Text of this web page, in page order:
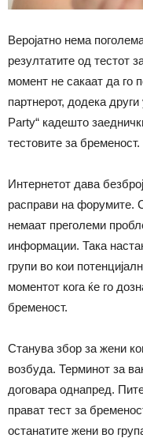
Веројатно нема
резултатите од тестот
момент не сакаат да го
партнерот, додека
Party“ кадешто
тестовите за бременост.
Интернетот дава
расправи на форумите.
немаат преголеми
информации. Така
групи во кои
моментот кога ќе го
бременост.
Станува збор за жени
возбуда. Терминот за
договара однапред.
прават тест за
останатите жени во